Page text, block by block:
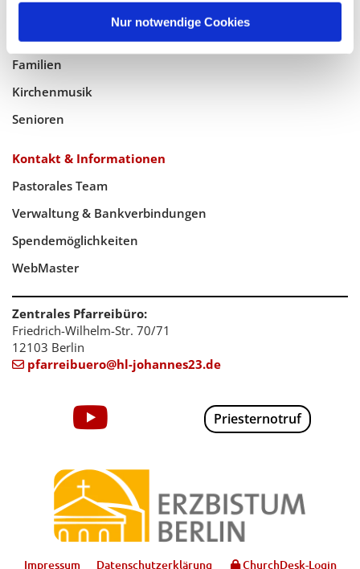
Nur notwendige Cookies
Pfarreileben
Jugend
Familien
Kirchenmusik
Senioren
Kontakt & Informationen
Pastorales Team
Verwaltung & Bankverbindungen
Spendemöglichkeiten
WebMaster
Zentrales Pfarreibüro:
Friedrich-Wilhelm-Str. 70/71
12103 Berlin
 pfarreibuero@hl-johannes23.de
Priesternotruf
Impressum Datenschutzerklärung ChurchDesk-Login